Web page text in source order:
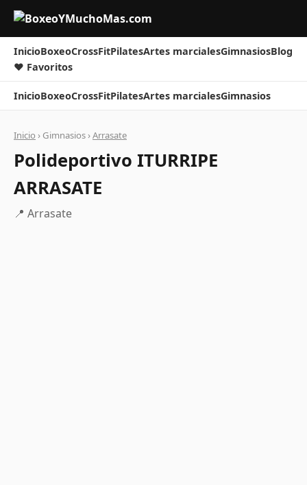
InicioBoxeoCrossFitPilatesArtes marcialesGimnasiosBlog
❤ Favoritos
InicioBoxeoCrossFitPilatesArtes marcialesGimnasios
Inicio › Gimnasios ›Arrasate
Polideportivo ITURRIPE
ARRASATE
📍 Arrasate